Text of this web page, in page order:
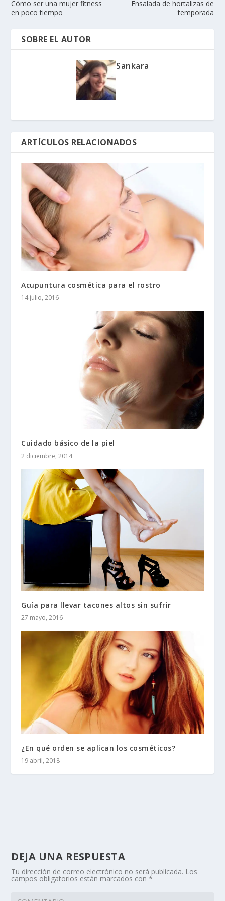
Cómo ser una mujer fitness
en poco tiempo
Ensalada de hortalizas de
temporada
SOBRE EL AUTOR
Sankara
ARTÍCULOS RELACIONADOS
Acupuntura cosmética para el rostro
14 julio, 2016
Cuidado básico de la piel
2 diciembre, 2014
Guía para llevar tacones altos sin sufrir
27 mayo, 2016
¿En qué orden se aplican los cosméticos?
19 abril, 2018
DEJA UNA RESPUESTA
Tu dirección de correo electrónico no será publicada. Los
campos obligatorios están marcados con*